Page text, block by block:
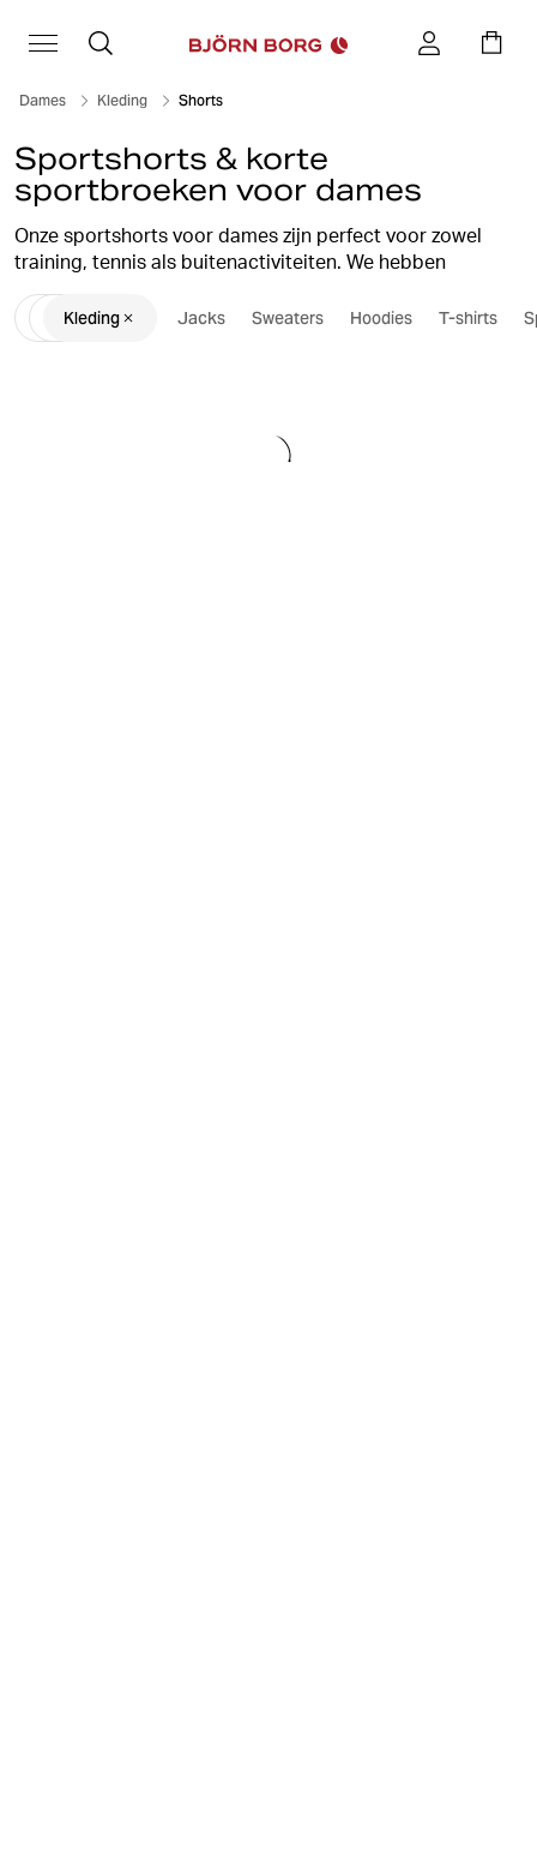
Dames Kleding Shorts
Sportshorts & korte
sportbroeken voor dames
Onze sportshorts voor dames zijn perfect voor zowel
training, tennis als buitenactiviteiten. We hebben
zweetbestendige shorts, fietsshorts en sportshorts voor
elke gelegenheid, waarmee je op de top van je kunnen
presteert en jezelf elke keer weer overtreft.
Kleding Jacks Sweaters Hoodies T-shirts